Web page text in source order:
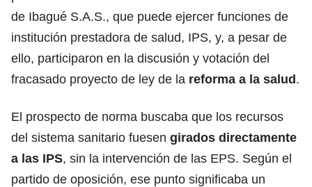
de Ibagué S.A.S., que puede ejercer funciones de
institución prestadora de salud, IPS, y, a pesar de
ello, participaron en la discusión y votación del
fracasado proyecto de ley de la reforma a la salud.
El prospecto de norma buscaba que los recursos
del sistema sanitario fuesen girados directamente
a las IPS, sin la intervención de las EPS. Según el
partido de oposición, ese punto significaba un